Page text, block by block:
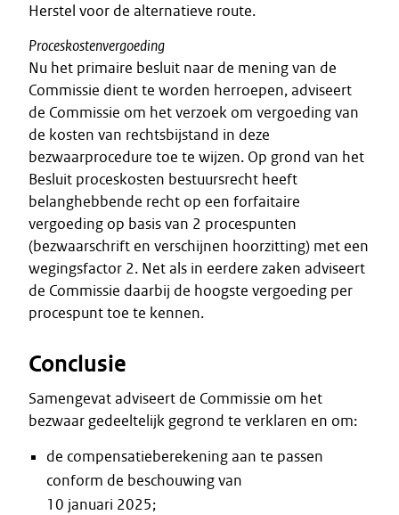
Herstel voor de alternatieve route.
Proceskostenvergoeding
Nu het primaire besluit naar de mening van de
Commissie dient te worden herroepen, adviseert
de Commissie om het verzoek om vergoeding van
de kosten van rechtsbijstand in deze
bezwaarprocedure toe te wijzen. Op grond van het
Besluit proceskosten bestuursrecht heeft
belanghebbende recht op een forfaitaire
vergoeding op basis van 2 procespunten
(bezwaarschrift en verschijnen hoorzitting) met een
wegingsfactor 2. Net als in eerdere zaken adviseert
de Commissie daarbij de hoogste vergoeding per
procespunt toe te kennen.
Conclusie
Samengevat adviseert de Commissie om het
bezwaar gedeeltelijk gegrond te verklaren en om:
de compensatieberekening aan te passen
conform de beschouwing van
10 januari 2025;